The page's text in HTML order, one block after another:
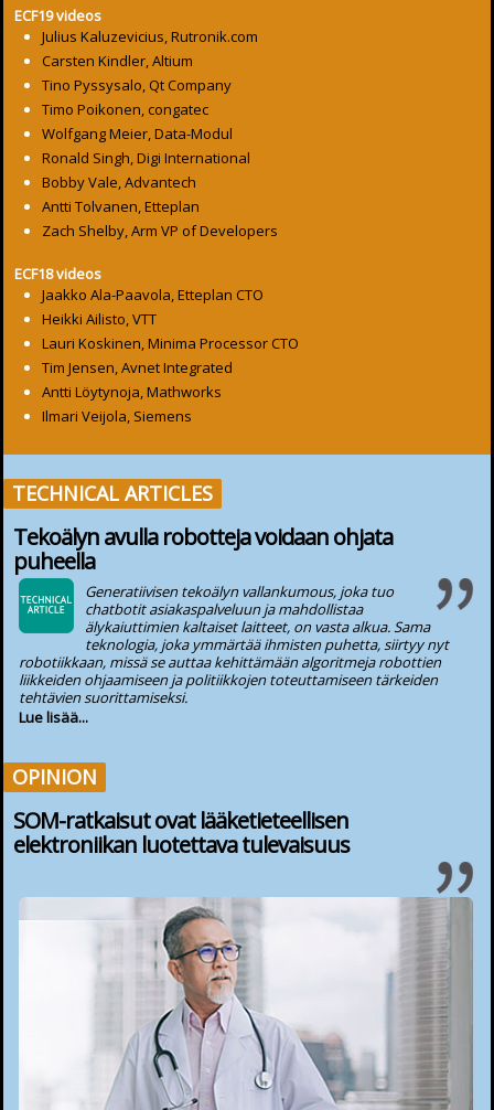
ECF19 videos
Julius Kaluzevicius, Rutronik.com
Carsten Kindler, Altium
Tino Pyssysalo, Qt Company
Timo Poikonen, congatec
Wolfgang Meier, Data-Modul
Ronald Singh, Digi International
Bobby Vale, Advantech
Antti Tolvanen, Etteplan
Zach Shelby, Arm VP of Developers
ECF18 videos
Jaakko Ala-Paavola, Etteplan CTO
Heikki Ailisto, VTT
Lauri Koskinen, Minima Processor CTO
Tim Jensen, Avnet Integrated
Antti Löytynoja, Mathworks
Ilmari Veijola, Siemens
TECHNICAL ARTICLES
Tekoälyn avulla robotteja voidaan ohjata
puheella
Generatiivisen tekoälyn vallankumous, joka tuo
chatbotit asiakaspalveluun ja mahdollistaa
älykaiuttimien kaltaiset laitteet, on vasta alkua. Sama
teknologia, joka ymmärtää ihmisten puhetta, siirtyy nyt
robotiikkaan, missä se auttaa kehittämään algoritmeja robottien
liikkeiden ohjaamiseen ja politiikkojen toteuttamiseen tärkeiden
tehtävien suorittamiseksi.
Lue lisää...
OPINION
SOM-ratkaisut ovat lääketieteellisen
elektroniikan luotettava tulevaisuus